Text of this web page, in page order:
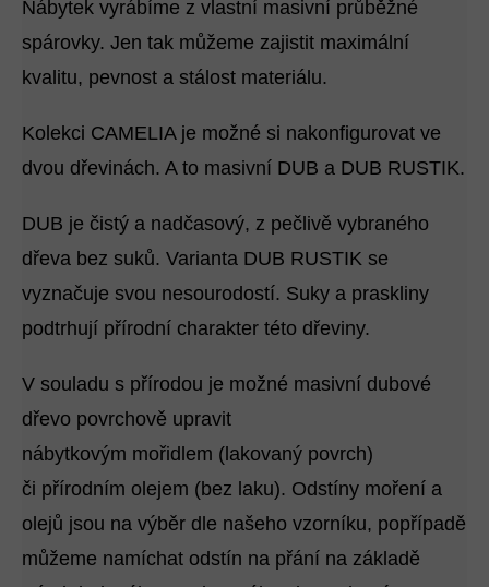
Nábytek vyrábíme z vlastní masivní průběžné
spárovky. Jen tak můžeme zajistit maximální
kvalitu, pevnost a stálost materiálu.
Kolekci CAMELIA je možné si nakonfigurovat ve
dvou dřevinách. A to masivní DUB a DUB RUSTIK.
DUB je čistý a nadčasový, z pečlivě vybraného
dřeva bez suků. Varianta DUB RUSTIK se
vyznačuje svou nesourodostí. Suky a praskliny
podtrhují přírodní charakter této dřeviny.
V souladu s přírodou je možné masivní dubové
dřevo povrchově upravit
nábytkovým mořidlem (lakovaný povrch)
či přírodním olejem (bez laku). Odstíny moření a
olejů jsou na výběr dle našeho vzorníku, popřípadě
můžeme namíchat odstín na přání na základě